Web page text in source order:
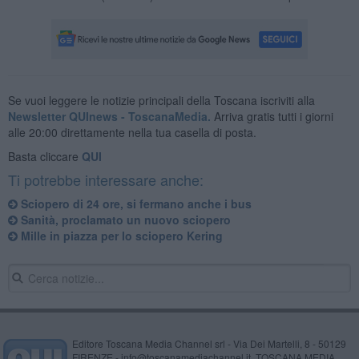
Se vuoi leggere le notizie principali della Toscana iscriviti alla
Newsletter QUInews - ToscanaMedia. Arriva gratis tutti i giorni
alle 20:00 direttamente nella tua casella di posta.
Basta cliccare QUI
Ti potrebbe interessare anche:
Sciopero di 24 ore, si fermano anche i bus
Sanità, proclamato un nuovo sciopero
Mille in piazza per lo sciopero Kering
Editore Toscana Media Channel srl - Via Dei Martelli, 8 - 50129